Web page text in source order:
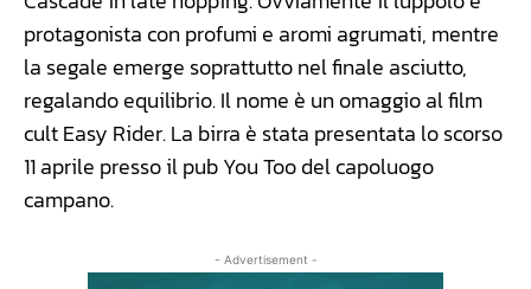
protagonista con profumi e aromi agrumati, mentre
la segale emerge soprattutto nel finale asciutto,
regalando equilibrio. Il nome è un omaggio al film
cult Easy Rider. La birra è stata presentata lo scorso
11 aprile presso il pub You Too del capoluogo
campano.
- Advertisement -